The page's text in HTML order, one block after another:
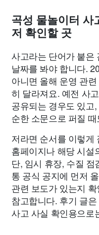
곡성 물놀이터 사
저 확인할 곳
사고라는 단어가 붙은
날짜를 봐야 합니다.
아니면 올해 운영 관
히 달라져요. 예전 사
공유되는 경우도 있고
순한 소문으로 퍼질
저라면 순서를 이렇게
홈페이지나 해당 시설
단, 임시 휴장, 수질
통 공식 공지에 먼저
관련 보도가 있는지
참고합니다. 후기 글
사고 사실 확인용으로